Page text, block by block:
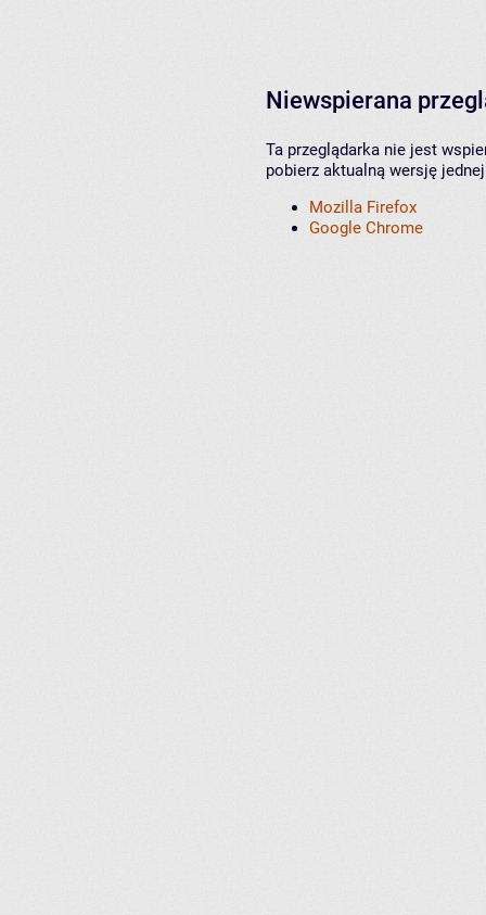
Niewspierana
Ta przeglądarka nie jest
pobierz aktualną wersję
Mozilla Firefox
Google Chrome